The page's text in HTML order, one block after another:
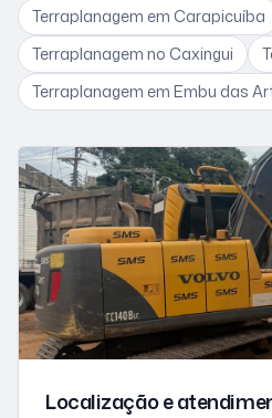
Terraplanagem em Carapicuíba
Terraplanagem no Caxingui
Terraplanagem em Embu das
Localização e